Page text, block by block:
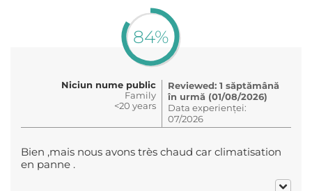
84%
Niciun nume public
Family
<20 years
Reviewed: 1 săptămână
în urmă (01/08/2026)
Data experienței:
07/2026
Bien ,mais nous avons très chaud car climatisation
en panne .